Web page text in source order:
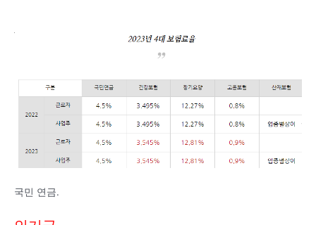
국민 연금.